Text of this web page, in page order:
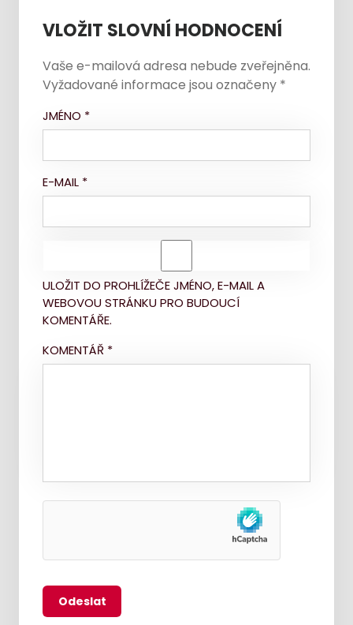
VLOŽIT SLOVNÍ HODNOCENÍ
Vaše e-mailová adresa nebude zveřejněna.
Vyžadované informace jsou označeny *
JMÉNO *
E-MAIL *
ULOŽIT DO PROHLÍŽEČE JMÉNO, E-MAIL A
WEBOVOU STRÁNKU PRO BUDOUCÍ
KOMENTÁŘE.
KOMENTÁŘ *